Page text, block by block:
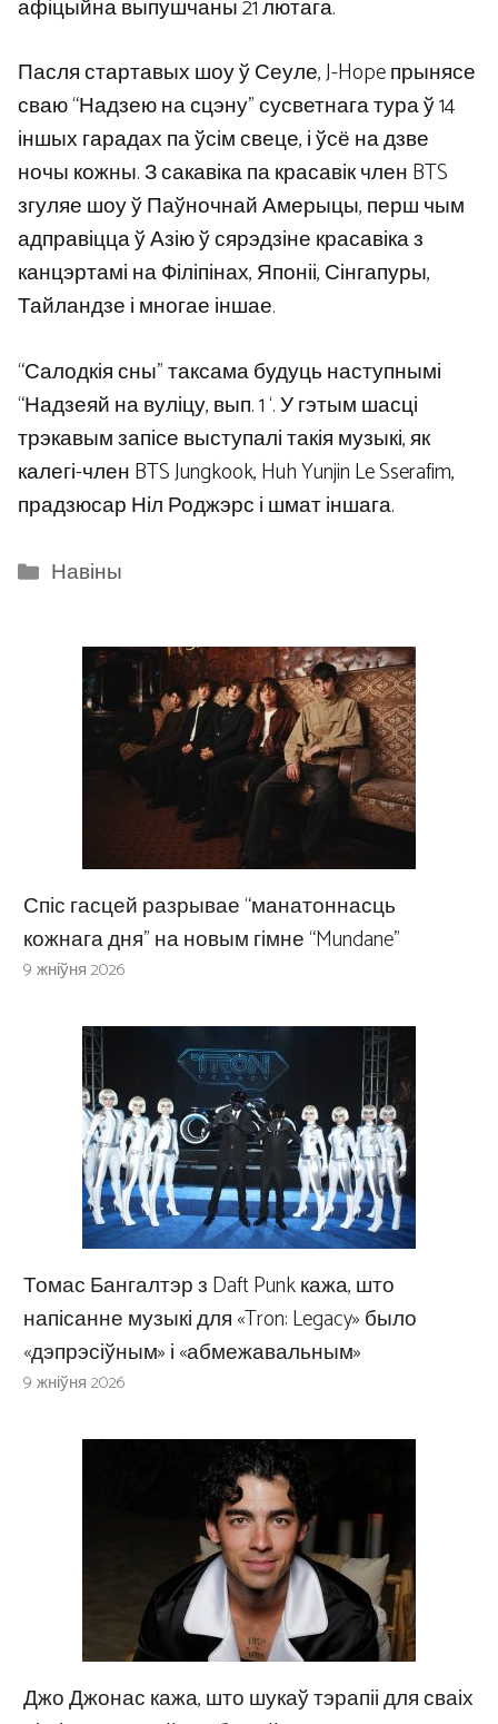
афіцыйна выпушчаны 21 лютага.
Пасля стартавых шоу ў Сеуле, J-Hope прынясе
сваю “Надзею на сцэну” сусветнага тура ў 14
іншых гарадах па ўсім свеце, і ўсё на дзве
ночы кожны. З сакавіка па красавік член BTS
згуляе шоу ў Паўночнай Амерыцы, перш чым
адправіцца ў Азію ў сярэдзіне красавіка з
канцэртамі на Філіпінах, Японіі, Сінгапуры,
Тайландзе і многае іншае.
“Салодкія сны” таксама будуць наступнымі
“Надзеяй на вуліцу, вып. 1 ‘. У гэтым шасці
трэкавым запісе выступалі такія музыкі, як
калегі-член BTS Jungkook, Huh Yunjin Le Sserafim,
прадзюсар Ніл Роджэрс і шмат іншага.
Categories
Навіны
Спіс гасцей разрывае “манатоннасць
кожнага дня” на новым гімне “Mundane”
9 жніўня 2026
Томас Бангалтэр з Daft Punk кажа, што
напісанне музыкі для «Tron: Legacy» было
«дэпрэсіўным» і «абмежавальным»
9 жніўня 2026
Джо Джонас кажа, што шукаў тэрапіі для сваіх